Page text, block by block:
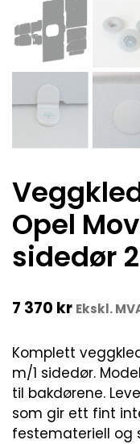
Opel
sidedør
7 370 kr Ekskl.
Komplett
m/1 sidedør.
til bakdørene.
som gir ett fint
festemateriell og